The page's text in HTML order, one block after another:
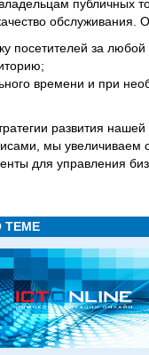
публичных
обслуживания.
посетителей за
времени и при
развития
мы увеличиваем
для управления
ТЕМЕ